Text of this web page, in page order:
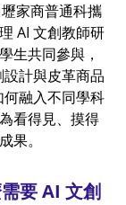
家商普通科攜
AI 文創教師研
生共同參與，
計與皮革商品
融入不同學科
看得見、摸得
果。
要 AI 文創